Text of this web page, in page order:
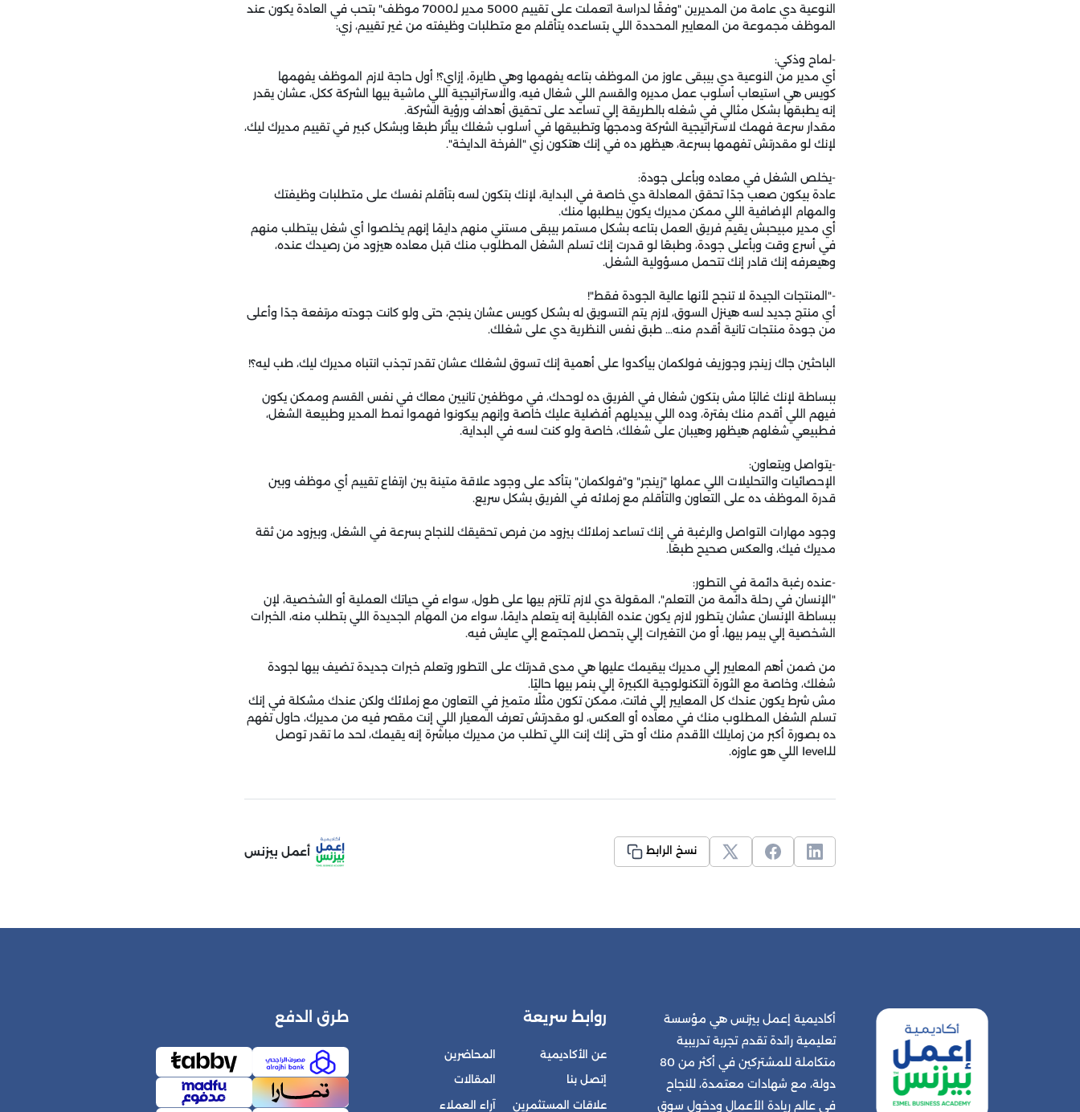
النوعية دي عامة من المديرين "وفقًا لدراسة اتعملت على تقييم 5000 مدير لـ7000 موظف" بتحب في العادة يكون عند
الموظف مجموعة من المعايير المحددة اللي بتساعده يتأقلم مع متطلبات وظيفته من غير تقييم، زي:
-لماح وذكي:
أي مدير من النوعية دي بيبقى عاوز من الموظف بتاعه يفهمها وهي طايرة، إزاي؟! أول حاجة لازم الموظف يفهمها
كويس هي استيعاب أسلوب عمل مديره والقسم اللي شغال فيه، والاستراتيجية اللي ماشية بيها الشركة ككل، عشان يقدر
إنه يطبقها بشكل مثالي في شغله بالطريقة إلي تساعد على تحقيق أهداف ورؤية الشركة.
مقدار سرعة فهمك لاستراتيجية الشركة ودمجها وتطبيقها في أسلوب شغلك بيأثر طبعًا وبشكل كبير في تقييم مديرك ليك،
لإنك لو مقدرتش تفهمها بسرعة، هيظهر ده في إنك هتكون زي "الفرخة الدايخة".
-يخلص الشغل في معاده وبأعلى جودة:
عادة بيكون صعب جدًا تحقق المعادلة دي خاصة في البداية، لإنك بتكون لسه بتأقلم نفسك على متطلبات وظيفتك
والمهام الإضافية اللي ممكن مديرك يكون بيطلبها منك.
أي مدير مبيحبش يقيم فريق العمل بتاعه بشكل مستمر بيبقى مستني منهم دايمًا إنهم يخلصوا أي شغل بيتطلب منهم
في أسرع وقت وبأعلى جودة، وطبعًا لو قدرت إنك تسلم الشغل المطلوب منك قبل معاده هيزود من رصيدك عنده،
وهيعرفه إنك قادر إنك تتحمل مسؤولية الشغل.
-"المنتجات الجيدة لا تنجح لأنها عالية الجودة فقط"!
أي منتج جديد لسه هينزل السوق، لازم يتم التسويق له بشكل كويس عشان ينجح، حتى ولو كانت جودته مرتفعة جدًا وأعلى
من جودة منتجات تانية أقدم منه... طبق نفس النظرية دي على شغلك.
الباحثين جاك زينجر وجوزيف فولكمان بيأكدوا على أهمية إنك تسوق لشغلك عشان تقدر تجذب انتباه مديرك ليك، طب ليه؟!
ببساطة لإنك غالبًا مش بتكون شغال في الفريق ده لوحدك، في موظفين تانيين معاك في نفس القسم وممكن يكون
فيهم اللي أقدم منك بفترة، وده اللي بيديلهم أفضلية عليك خاصة وإنهم بيكونوا فهموا نمط المدير وطبيعة الشغل،
فطبيعي شغلهم هيظهر وهيبان على شغلك، خاصة ولو كنت لسه في البداية.
-يتواصل ويتعاون:
الإحصائيات والتحليلات اللي عملها "زينجر" و"فولكمان" بتأكد على وجود علاقة متينة بين ارتفاع تقييم أي موظف وبين
قدرة الموظف ده على التعاون والتأقلم مع زملائه في الفريق بشكل سريع.
وجود مهارات التواصل والرغبة في إنك تساعد زملائك بيزود من فرص تحقيقك للنجاح بسرعة في الشغل، وبيزود من ثقة
مديرك فيك، والعكس صحيح طبعًا.
-عنده رغبة دائمة في التطور:
"الإنسان في رحلة دائمة من التعلم"، المقولة دي لازم تلتزم بيها على طول، سواء في حياتك العملية أو الشخصية، لإن
ببساطة الإنسان عشان يتطور لازم يكون عنده القابلية إنه يتعلم دايمًا، سواء من المهام الجديدة اللي بتطلب منه، الخبرات
الشخصية إلي بيمر بيها، أو من التغيرات إلي بتحصل للمجتمع إلي عايش فيه.
من ضمن أهم المعايير إلي مديرك بيقيمك عليها هي مدى قدرتك على التطور وتعلم خبرات جديدة تضيف بيها لجودة
شغلك، وخاصة مع الثورة التكنولوجية الكبيرة إلي بنمر بيها حاليًا.
مش شرط يكون عندك كل المعايير إلي فاتت، ممكن تكون مثلًا متميز في التعاون مع زملائك ولكن عندك مشكلة في إنك
تسلم الشغل المطلوب منك في معاده أو العكس، لو مقدرتش تعرف المعيار اللي إنت مقصر فيه من مديرك، حاول تفهم
ده بصورة أكبر من زمايلك الأقدم منك أو حتى إنك إنت اللي تطلب من مديرك مباشرة إنه يقيمك، لحد ما تقدر توصل
للـlevel اللي هو عاوزه.
نسخ الرابط أعمل بيزنس
أكاديمية إعمل بيزنس هي مؤسسة
تعليمية رائدة تقدم تجربة تدريبية
متكاملة للمشتركين في أكثر من 80
دولة، مع شهادات معتمدة، للنجاح
في عالم ريادة الأعمال ودخول سوق
روابط سريعة
عن الأكاديمية
إتصل بنا
علاقات المستثمرين
المحاضرين
المقالات
آراء العملاء
طرق الدفع